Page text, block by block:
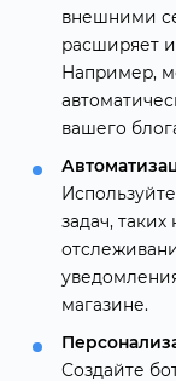
внешними
расширяет
Например,
вашего
задач,
магазине.
Создайте